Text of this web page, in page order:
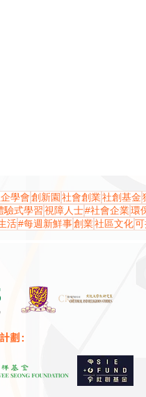
學會創新園 社會創業社創基金
驗式學習視障人士#社會企業環
活#每週新鮮事創業社區文化
劃：